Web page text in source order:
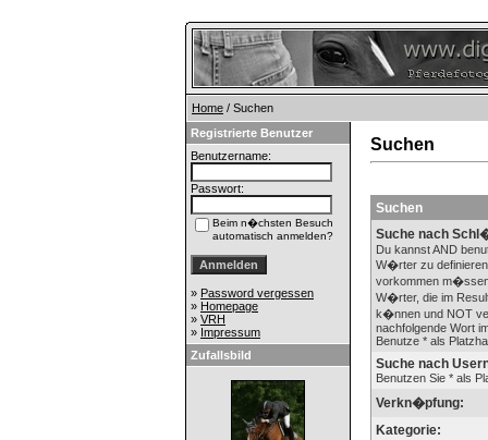
Home / Suchen
Registrierte Benutzer
Benutzername:
Passwort:
Beim n�chsten Besuch
automatisch anmelden?
» Password vergessen
» Homepage
» VRH
» Impressum
Zufallsbild
Suchen
Suchen
Suche nach
Du kannst AND
W�rter zu
vorkommen
W�rter, die im
k�nnen und NOT
nachfolgende Wort
Benutze * als
Suche nach
Benutzen Sie * als
Verkn�pfung:
Kategorie: